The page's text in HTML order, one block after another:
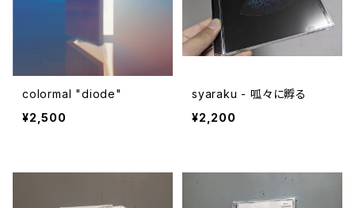
colormal "diode"
¥2,500
syaraku - 呱々に孵る
¥2,200